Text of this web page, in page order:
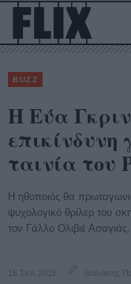
BUZZ
Η Εύα
επικίνδυνη
ταινία του
Η ηθοποιός θα
ψυχολογικό θρίλερ του
τον Γάλλο Ολιβιέ Ασαγιάς.
16 Σεπ 2016 Θανάσης